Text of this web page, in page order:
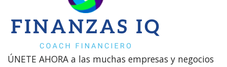
ÚNETE AHORA a las muchas empresas y negocios